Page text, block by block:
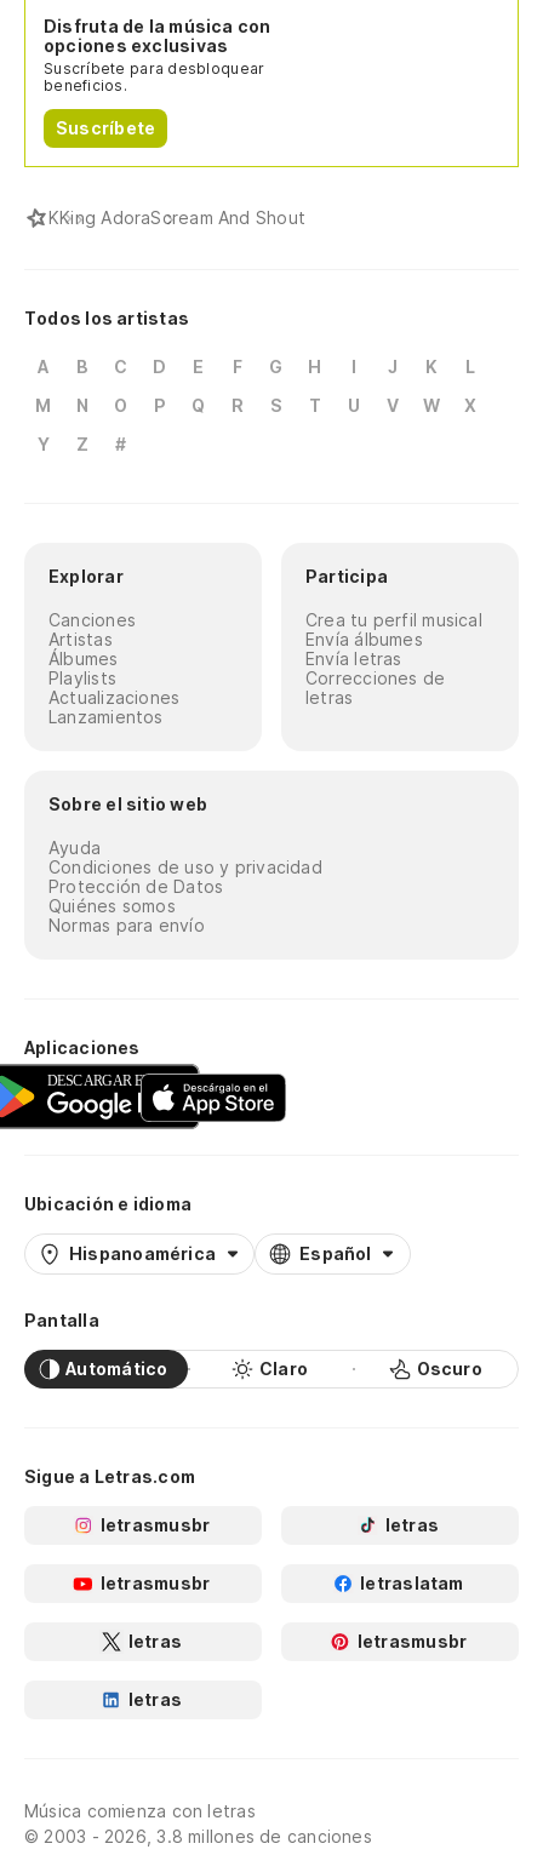
Disfruta de la música con
opciones exclusivas
Suscríbete para desbloquear
beneficios.
Suscríbete
KKing AdoraScream And Shout
Todos los artistas
A B C D E F G H I J K
L
M
N O P Q R S T U V W
X
Y
Z #
Explorar
Canciones
Artistas
Álbumes
Playlists
Actualizaciones
Lanzamientos
Participa
Crea tu perfil musical
Envía álbumes
Envía letras
Correcciones de
letras
Sobre el sitio web
Ayuda
Condiciones de uso y privacidad
Protección de Datos
Quiénes somos
Normas para envío
Aplicaciones
Ubicación e idioma
Hispanoamérica Español
Pantalla
Automático Claro Oscuro
Sigue a Letras.com
letrasmusbr letras
letrasmusbr letraslatam
letras letrasmusbr
letras
Música comienza con letras
© 2003 - 2026, 3.8 millones de canciones